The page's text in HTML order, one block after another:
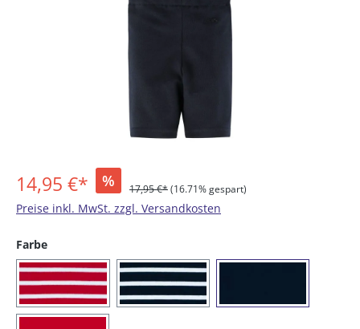
14,95 €* % 17,95 €*(16.71% gespart)
Preise inkl. MwSt. zzgl. Versandkosten
Farbeauswählen
(02) rot / weiß (05) blau / weiß